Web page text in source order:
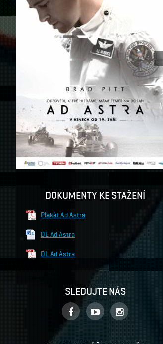
DOKUMENTY KE STAŽENÍ
Plakát Ad Astra
DL Ad Astra
DL Ad Astra
SLEDUJTE NÁS